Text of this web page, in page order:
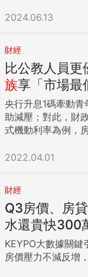
2024.06.13
財經
比公教人員更
族享「市場最
央行升息1碼牽動
助減壓；對此，財
式機動利率為例，房貸
司陸續跟進調升定
定期儲金額度未達
固定加碼計息，央
0.845%調升1碼為1.095%。 不過財政部強
為健全房市政策一
為減輕民眾購屋成
調升1碼，減為僅調
2022.04.01
財經
Q3房價、房
水還貴快300
KEYPO大數據關鍵
房價壓力不減反增，